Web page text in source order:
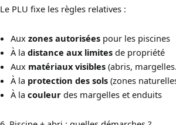
Le PLU fixe les règles relatives :
Aux zones autoriséespour les piscines
À la distance aux limitesde propriété
Aux matériaux visibles(abris,
À la protection des sols(zones
À la couleurdes margelles et enduits